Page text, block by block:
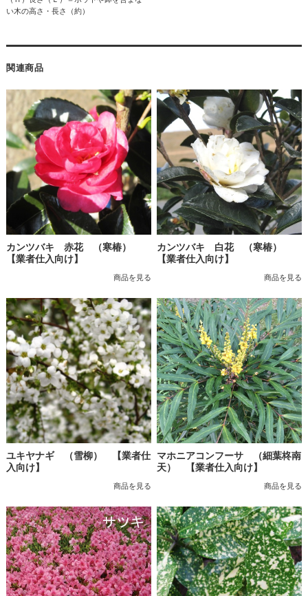
い木の高さ・長さ（約）
関連商品
カンツバキ 赤花 （寒椿）
【業者仕入向け】
商品を見る
カンツバキ 白花 （寒椿）
【業者仕入向け】
商品を見る
ユキヤナギ （雪柳） 【業者仕
入向け】
商品を見る
マホニアコンフーサ （細葉柊南
天） 【業者仕入向け】
商品を見る